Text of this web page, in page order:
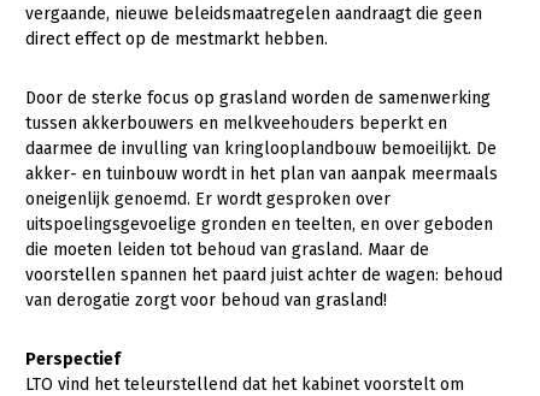
Bestuur en Directie
Vakgroepbestuurders
Jaarverslag 2023
Pers
Contact
vergaande, nieuwe beleidsmaatregelen aandraagt die geen
direct effect op de mestmarkt hebben.
Door de sterke focus op grasland worden de samenwerking
tussen akkerbouwers en melkveehouders beperkt en
daarmee de invulling van kringlooplandbouw bemoeilijkt. De
akker- en tuinbouw wordt in het plan van aanpak meermaals
oneigenlijk genoemd. Er wordt gesproken over
uitspoelingsgevoelige gronden en teelten, en over geboden
die moeten leiden tot behoud van grasland. Maar de
voorstellen spannen het paard juist achter de wagen: behoud
van derogatie zorgt voor behoud van grasland!
Perspectief
LTO vind het teleurstellend dat het kabinet voorstelt om